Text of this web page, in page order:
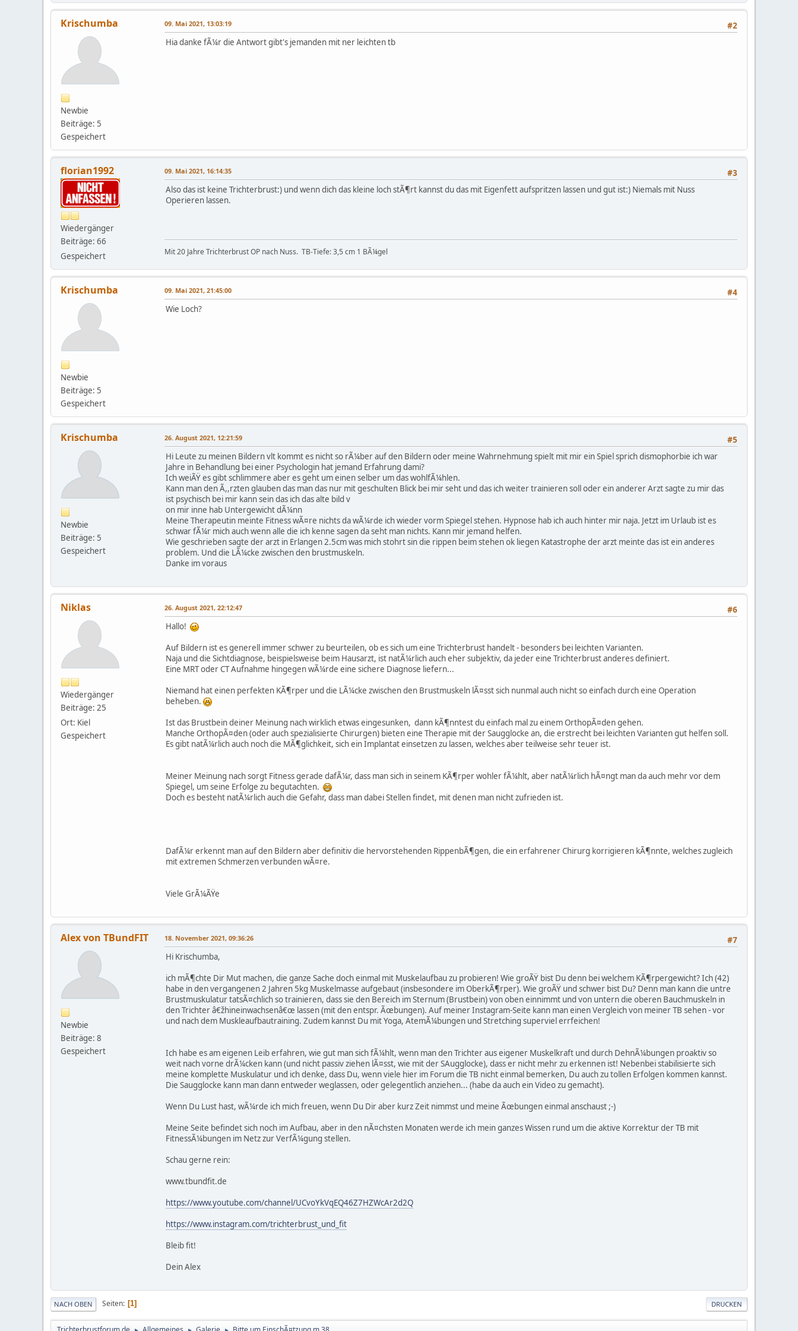
Krischumba
Newbie
Beiträge: 5
Gespeichert
#2
09. Mai 2021, 13:03:19
Hia danke fÃ¼r die Antwort gibt's jemanden mit ner leichten tb
florian1992
Wiedergänger
Beiträge: 66
Gespeichert
#3
09. Mai 2021, 16:14:35
Also das ist keine Trichterbrust:) und wenn dich das kleine loch stÃ¶rt kannst du das mit Eigenfett aufspritzen lassen und gut ist:) Niemals mit Nuss
Operieren lassen.
Mit 20 Jahre Trichterbrust OP nach Nuss. TB-Tiefe: 3,5 cm 1 BÃ¼gel
Krischumba
Newbie
Beiträge: 5
Gespeichert
#4
09. Mai 2021, 21:45:00
Wie Loch?
Krischumba
Newbie
Beiträge: 5
Gespeichert
#5
26. August 2021, 12:21:59
Hi Leute zu meinen Bildern vlt kommt es nicht so rÃ¼ber auf den Bildern oder meine Wahrnehmung spielt mit mir ein Spiel sprich dismophorbie ich war
Jahre in Behandlung bei einer Psychologin hat jemand Erfahrung dami?
Ich weiÃŸ es gibt schlimmere aber es geht um einen selber um das wohlfÃ¼hlen.
Kann man den Ã,,rzten glauben das man das nur mit geschulten Blick bei mir seht und das ich weiter trainieren soll oder ein anderer Arzt sagte zu mir das
ist psychisch bei mir kann sein das ich das alte bild v
on mir inne hab Untergewicht dÃ¼nn
Meine Therapeutin meinte Fitness wÃ¤re nichts da wÃ¼rde ich wieder vorm Spiegel stehen. Hypnose hab ich auch hinter mir naja. Jetzt im Urlaub ist es
schwar fÃ¼r mich auch wenn alle die ich kenne sagen da seht man nichts. Kann mir jemand helfen.
Wie geschrieben sagte der arzt in Erlangen 2.5cm was mich stohrt sin die rippen beim stehen ok liegen Katastrophe der arzt meinte das ist ein anderes
problem. Und die LÃ¼cke zwischen den brustmuskeln.
Danke im voraus
Niklas
Wiedergänger
Beiträge: 25
Ort: Kiel
Gespeichert
#6
26. August 2021, 22:12:47
Hallo!
Auf Bildern ist es generell immer schwer zu beurteilen, ob es sich um eine Trichterbrust handelt - besonders bei leichten Varianten.
Naja und die Sichtdiagnose, beispielsweise beim Hausarzt, ist natÃ¼rlich auch eher subjektiv, da jeder eine Trichterbrust anderes definiert.
Eine MRT oder CT Aufnahme hingegen wÃ¼rde eine sichere Diagnose liefern...
Niemand hat einen perfekten KÃ¶rper und die LÃ¼cke zwischen den Brustmuskeln lÃ¤sst sich nunmal auch nicht so einfach durch eine Operation
beheben.
Ist das Brustbein deiner Meinung nach wirklich etwas eingesunken, dann kÃ¶nntest du einfach mal zu einem OrthopÃ¤den gehen.
Manche OrthopÃ¤den (oder auch spezialisierte Chirurgen) bieten eine Therapie mit der Saugglocke an, die erstrecht bei leichten Varianten gut helfen soll.
Es gibt natÃ¼rlich auch noch die MÃ¶glichkeit, sich ein Implantat einsetzen zu lassen, welches aber teilweise sehr teuer ist.
Meiner Meinung nach sorgt Fitness gerade dafÃ¼r, dass man sich in seinem KÃ¶rper wohler fÃ¼hlt, aber natÃ¼rlich hÃ¤ngt man da auch mehr vor dem
Spiegel, um seine Erfolge zu begutachten.
Doch es besteht natÃ¼rlich auch die Gefahr, dass man dabei Stellen findet, mit denen man nicht zufrieden ist.
DafÃ¼r erkennt man auf den Bildern aber definitiv die hervorstehenden RippenbÃ¶gen, die ein erfahrener Chirurg korrigieren kÃ¶nnte, welches zugleich
mit extremen Schmerzen verbunden wÃ¤re.
Viele GrÃ¼ÃŸe
Alex von TBundFIT
Newbie
Beiträge: 8
Gespeichert
#7
18. November 2021, 09:36:26
Hi Krischumba,
ich mÃ¶chte Dir Mut machen, die ganze Sache doch einmal mit Muskelaufbau zu probieren! Wie groÃŸ bist Du denn bei welchem KÃ¶rpergewicht? Ich (42)
habe in den vergangenen 2 Jahren 5kg Muskelmasse aufgebaut (insbesondere im OberkÃ¶rper). Wie groÃŸ und schwer bist Du? Denn man kann die untre
Brustmuskulatur tatsÃ¤chlich so trainieren, dass sie den Bereich im Sternum (Brustbein) von oben einnimmt und von untern die oberen Bauchmuskeln in
den Trichter â€žhineinwachsenâ€œ lassen (mit den entspr. Ãœbungen). Auf meiner Instagram-Seite kann man einen Vergleich von meiner TB sehen - vor
und nach dem Muskleaufbautraining. Zudem kannst Du mit Yoga, AtemÃ¼bungen und Stretching superviel errfeichen!
Ich habe es am eigenen Leib erfahren, wie gut man sich fÃ¼hlt, wenn man den Trichter aus eigener Muskelkraft und durch DehnÃ¼bungen proaktiv so
weit nach vorne drÃ¼cken kann (und nicht passiv ziehen lÃ¤sst, wie mit der SAugglocke), dass er nicht mehr zu erkennen ist! Nebenbei stabilisierte sich
meine komplette Muskulatur und ich denke, dass Du, wenn viele hier im Forum die TB nicht einmal bemerken, Du auch zu tollen Erfolgen kommen kannst.
Die Saugglocke kann man dann entweder weglassen, oder gelegentlich anziehen... (habe da auch ein Video zu gemacht).
Wenn Du Lust hast, wÃ¼rde ich mich freuen, wenn Du Dir aber kurz Zeit nimmst und meine Ãœbungen einmal anschaust ;-)
Meine Seite befindet sich noch im Aufbau, aber in den nÃ¤chsten Monaten werde ich mein ganzes Wissen rund um die aktive Korrektur der TB mit
FitnessÃ¼bungen im Netz zur VerfÃ¼gung stellen.
Schau gerne rein:
www.tbundfit.de
https://www.youtube.com/channel/UCvoYkVqEQ46Z7HZWcAr2d2Q
https://www.instagram.com/trichterbrust_und_fit
Bleib fit!
Dein Alex
DRUCKEN
NACH OBEN Seiten 1